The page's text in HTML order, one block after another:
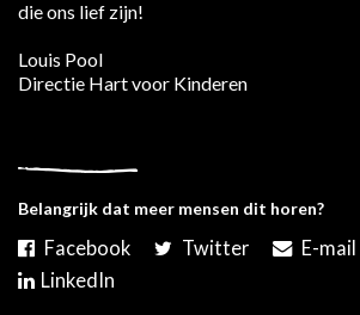
die ons lief zijn!
Louis Pool
Directie Hart voor Kinderen
Belangrijk dat meer mensen dit horen?